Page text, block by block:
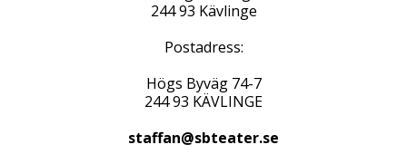
244 93 Kävlinge
Postadress:
Högs Byväg 74-7
244 93 KÄVLINGE
staffan@sbteater.se